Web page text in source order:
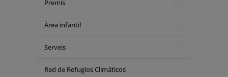
Premis
Àrea infantil
Serveis
Red de Refugios Climáticos